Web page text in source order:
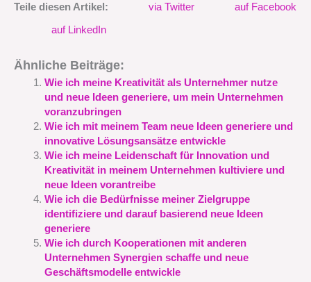
Teile diesen Artikel: via Twitter auf Facebook
auf LinkedIn
Ähnliche Beiträge:
Wie ich meine Kreativität als Unternehmer nutze
und neue Ideen generiere, um mein Unternehmen
voranzubringen
Wie ich mit meinem Team neue Ideen generiere und
innovative Lösungsansätze entwickle
Wie ich meine Leidenschaft für Innovation und
Kreativität in meinem Unternehmen kultiviere und
neue Ideen vorantreibe
Wie ich die Bedürfnisse meiner Zielgruppe
identifiziere und darauf basierend neue Ideen
generiere
Wie ich durch Kooperationen mit anderen
Unternehmen Synergien schaffe und neue
Geschäftsmodelle entwickle